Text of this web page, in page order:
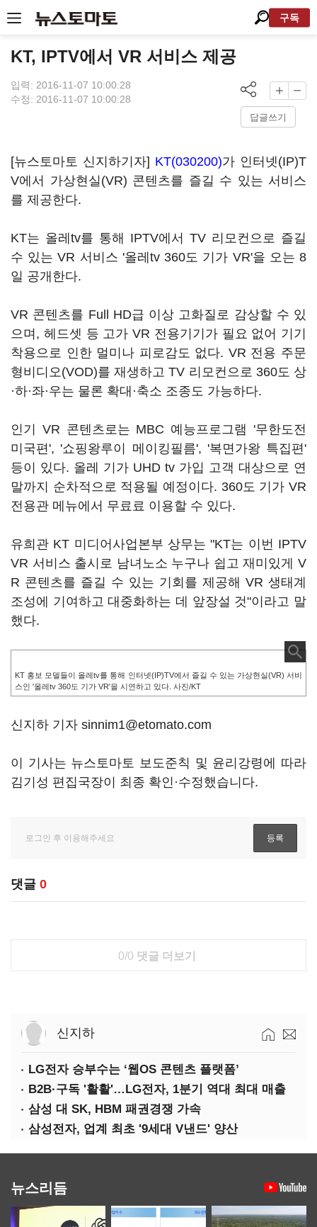
구독
KT, IPTV에서 VR 서비스 제공
입력: 2016-11-07 10:00:28
수정: 2016-11-07 10:00:28
답글쓰기
[뉴스토마토 신지하기자] KT(030200)가 인터넷(IP)T
V에서 가상현실(VR) 콘텐츠를 즐길 수 있는 서비스
를 제공한다.
KT는 올레tv를 통해 IPTV에서 TV 리모컨으로 즐길
수 있는 VR 서비스 '올레tv 360도 기가 VR'을 오는 8
일 공개한다.
VR 콘텐츠를 Full HD급 이상 고화질로 감상할 수 있
으며, 헤드셋 등 고가 VR 전용기기가 필요 없어 기기
착용으로 인한 멀미나 피로감도 없다. VR 전용 주문
형비디오(VOD)를 재생하고 TV 리모컨으로 360도 상
·하·좌·우는 물론 확대·축소 조종도 가능하다.
인기 VR 콘텐츠로는 MBC 예능프로그램 '무한도전
미국편', '쇼핑왕루이 메이킹필름', '복면가왕 특집편'
등이 있다. 올레 기가 UHD tv 가입 고객 대상으로 연
말까지 순차적으로 적용될 예정이다. 360도 기가 VR
전용관 메뉴에서 무료료 이용할 수 있다.
유희관 KT 미디어사업본부 상무는 "KT는 이번 IPTV
VR 서비스 출시로 남녀노소 누구나 쉽고 재미있게 V
R 콘텐츠를 즐길 수 있는 기회를 제공해 VR 생태계
조성에 기여하고 대중화하는 데 앞장설 것"이라고 말
했다.
KT 홍보 모델들이 올레tv를 통해 인터넷(IP)TV에서 즐길 수 있는 가상현실(VR) 서비
스인 '올레tv 360도 기가 VR'을 시연하고 있다. 사진/KT
신지하 기자 sinnim1@etomato.com
이 기사는 뉴스토마토 보도준칙 및 윤리강령에 따라
김기성 편집국장이 최종 확인·수정했습니다.
댓글 0
0/0 댓글 더보기
신지하
LG전자 승부수는 ‘웹OS 콘텐츠 플랫폼’
B2B·구독 '활활'…LG전자, 1분기 역대 최대 매출
삼성 대 SK, HBM 패권경쟁 가속
삼성전자, 업계 최초 '9세대 V낸드' 양산
뉴스리듬